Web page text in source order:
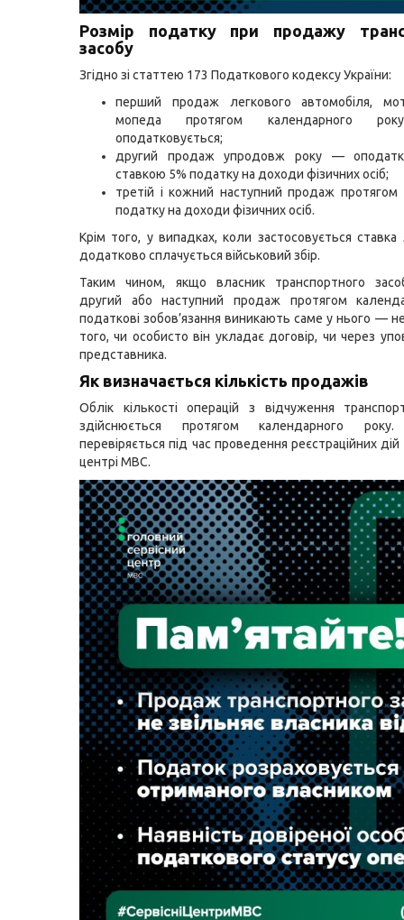
Розмір податку при продажу
засобу
Згідно зі статтею 173 Податкового кодексу України:
перший продаж легкового автомобіля,
мопеда протягом календарного
оподатковується;
другий продаж упродовж року —
ставкою 5% податку на доходи фізичних осіб;
третій і кожний наступний продаж
податку на доходи фізичних осіб.
Крім того, у випадках, коли застосовується
додатково сплачується військовий збір.
Таким чином, якщо власник транспортного
другий або наступний продаж протягом
податкові зобов’язання виникають саме у нього —
того, чи особисто він укладає договір, чи через
представника.
Як визначається кількість продажів
Облік кількості операцій з відчуження
здійснюється протягом календарного року.
перевіряється під час проведення реєстраційних дій
центрі МВС.